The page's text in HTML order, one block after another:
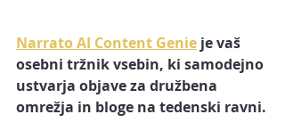
Narrato AI Content Genie je vaš
osebni tržnik vsebin, ki samodejno
ustvarja objave za družbena
omrežja in bloge na tedenski ravni.